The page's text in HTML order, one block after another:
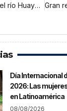
Naufragio en el río Huayabamba se lleva la vida de adolescente
Día Internacional
2026: Las
en Latinoamérica
08/08/2026